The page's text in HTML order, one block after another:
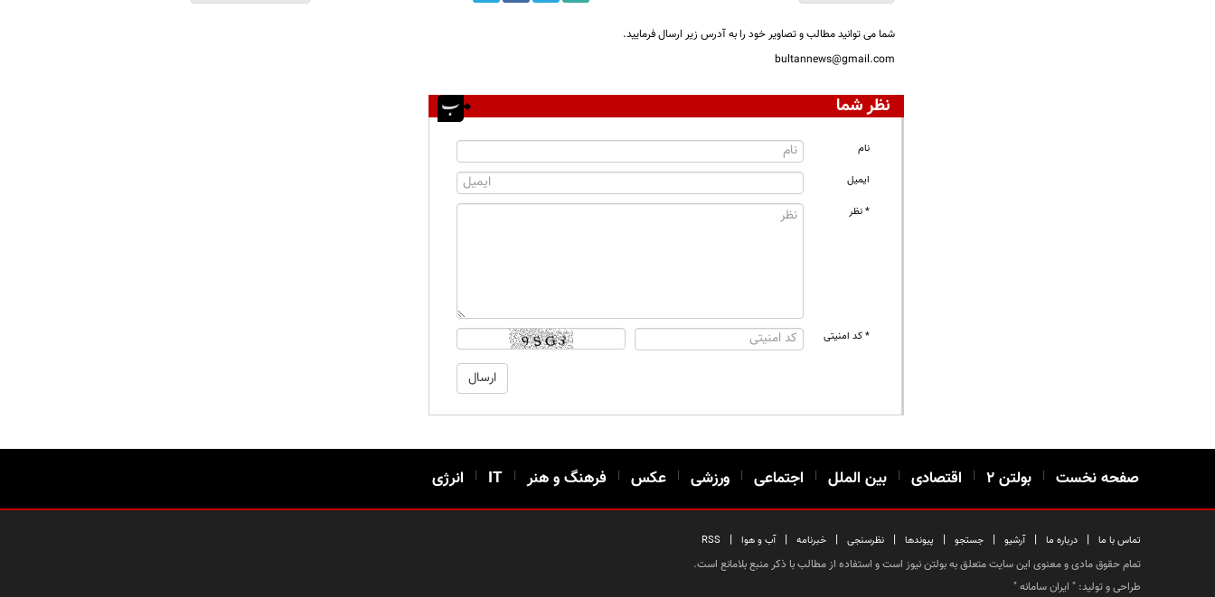
شما می توانید مطالب و تصاویر خود را به آدرس زیر ارسال فرمایید.
bultannews@gmail.com
نظر شما
نام
ایمیل
* نظر
* کد امنیتی
صفحه نخست | بولتن ۲ | اقتصادی | بین الملل | اجتماعی | ورزشی | عکس | فرهنگ و هنر |
IT
| انرژی
تماس با ما | درباره ما | آرشیو | جستجو | پیوندها | نظرسنجی | خبرنامه | آب و هوا |
RSS
تمام حقوق مادی و معنوی این سایت متعلق به بولتن نیوز است و استفاده از مطالب با ذکر منبع بلامانع است.
طراحی و تولید: " ایران سامانه"